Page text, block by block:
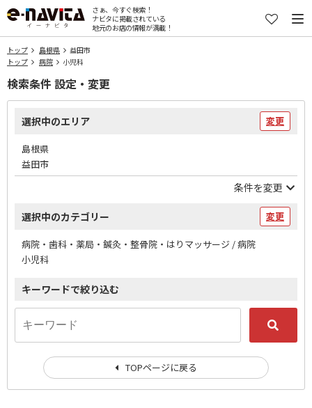
さぁ、今すぐ検索！
ナビタに掲載されている
地元のお店の情報が満載！
トップ 島根県
益田市
トップ
病院 小児科
検索条件 設定・変更
選択中のエリア 変更
島根県
益田市
条件を変更
選択中のカテゴリー 変更
病院・歯科・薬局・鍼灸・整骨院・はりマッサージ / 病院
小児科
キーワードで絞り込む
TOPページに戻る